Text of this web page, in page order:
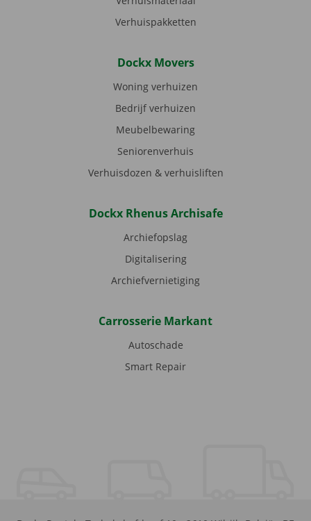
Verhuispakketten
Dockx Movers
Woning verhuizen
Bedrijf verhuizen
Meubelbewaring
Seniorenverhuis
Verhuisdozen & verhuisliften
Dockx Rhenus Archisafe
Archiefopslag
Digitalisering
Archiefvernietiging
Carrosserie Markant
Autoschade
Smart Repair